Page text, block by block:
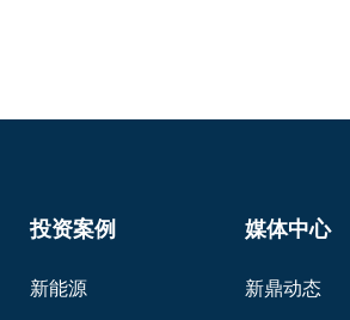
投资案例
新能源
媒体中心
新鼎动态